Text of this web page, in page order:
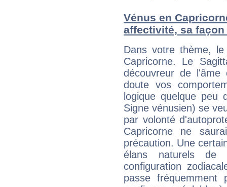
Vénus en
affectivité, sa
Dans votre thème,
Capricorne. Le
découvreur de
doute vos
logique quelque peu
Signe vénusien) se
par volonté
Capricorne ne
précaution. Une
élans naturels de
configuration
passe fréquemment